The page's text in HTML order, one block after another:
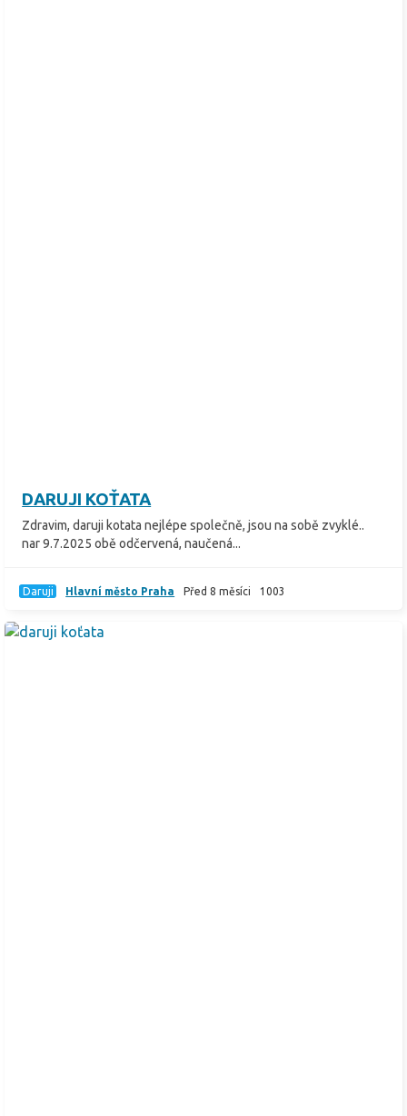
DARUJI KOŤATA
Zdravim, daruji kotata nejlépe společně, jsou na sobě zvyklé..
nar 9.7.2025 obě odčervená, naučená...
Daruji Hlavní město Praha Před 8 měsíci 1003